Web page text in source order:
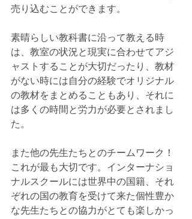
売り込むことができます。
素晴らしい教科書に沿って教える時
は、教室の状況と現実に合わせてアジ
ャストすることが大切だったり、教材
がない時には自分の経験でオリジナル
の教材をまとめることもあり、それに
は多くの時間と労力が必要とされまし
た。
また他の先生たちとのチームワーク！
これが最も大切です。インターナショ
ナルスクールには世界中の国籍、それ
ぞれの国の教育を受けて来た個性豊か
な先生たちとの協力がとても楽しかっ